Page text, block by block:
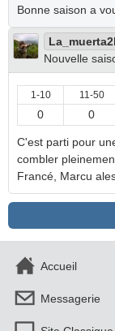
Bonne saison a
Nouvelle
1-10 11-50
0 0
C'est parti pour
combler
Francé, Marcu
Accueil
Messagerie